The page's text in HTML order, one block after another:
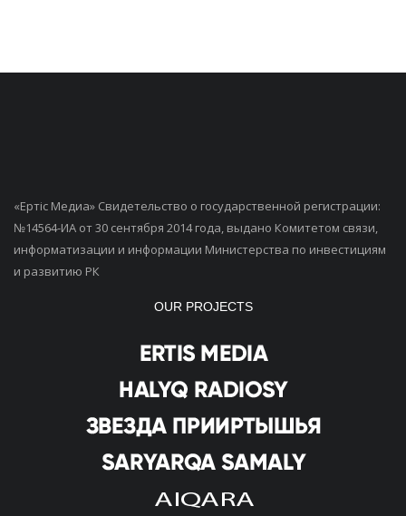
«Ертiс Медиа» Свидетельство о государственной регистрации:
№14564-ИА от 30 сентября 2014 года, выдано Комитетом связи,
информатизации и информации Министерства по инвестициям
и развитию РК
OUR PROJECTS